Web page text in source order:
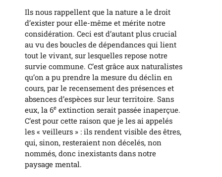
Ils nous rappellent que la nature a le droit
d’exister pour elle-même et mérite notre
considération. Ceci est d’autant plus crucial
au vu des boucles de dépendances qui lient
tout le vivant, sur lesquelles repose notre
survie commune. C’est grâce aux naturalistes
qu’on a pu prendre la mesure du déclin en
cours, par le recensement des présences et
absences d’espèces sur leur territoire. Sans
eux, la 6e extinction serait passée inaperçue.
C’est pour cette raison que je les ai appelés
les « veilleurs » : ils rendent visible des êtres,
qui, sinon, resteraient non décelés, non
nommés, donc inexistants dans notre
paysage mental.